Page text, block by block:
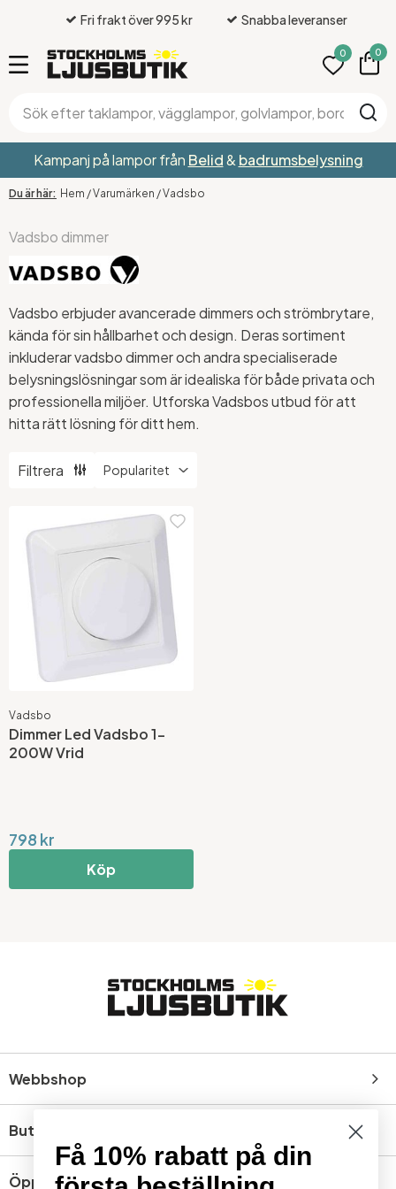
Fri frakt över 995 kr Snabba leveranser
0 0
Kampanj på lampor från Belid& badrumsbelysning
Hem /Varumärken /Vadsbo
Vadsbo dimmer
Vadsbo erbjuder avancerade dimmers och strömbrytare,
kända för sin hållbarhet och design. Deras sortiment
inkluderar vadsbo dimmer och andra specialiserade
belysningslösningar som är idealiska för både privata och
professionella miljöer. Utforska Vadsbos utbud för att
hitta rätt lösning för ditt hem.
Filtrera
Vadsbo
Dimmer Led Vadsbo 1-
200W Vrid
798 kr
Köp
Webbshop
Butik
Öppettider
Få 10% rabatt på din